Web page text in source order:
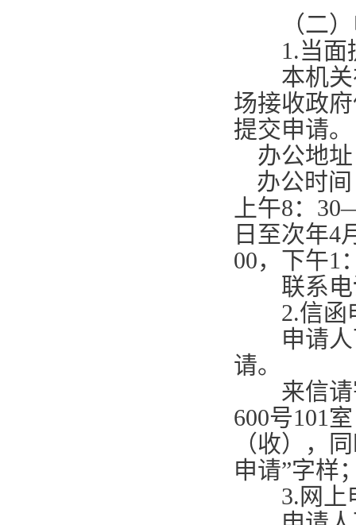
（二）
1.当面
本机关
场接收政
提交申请。
办公地址
办公时
上午8：
日至次年4
00，下午1
联系电
2.信函
申请人
请。
来信请
600号101
（收），
申请”字样
3. 网上